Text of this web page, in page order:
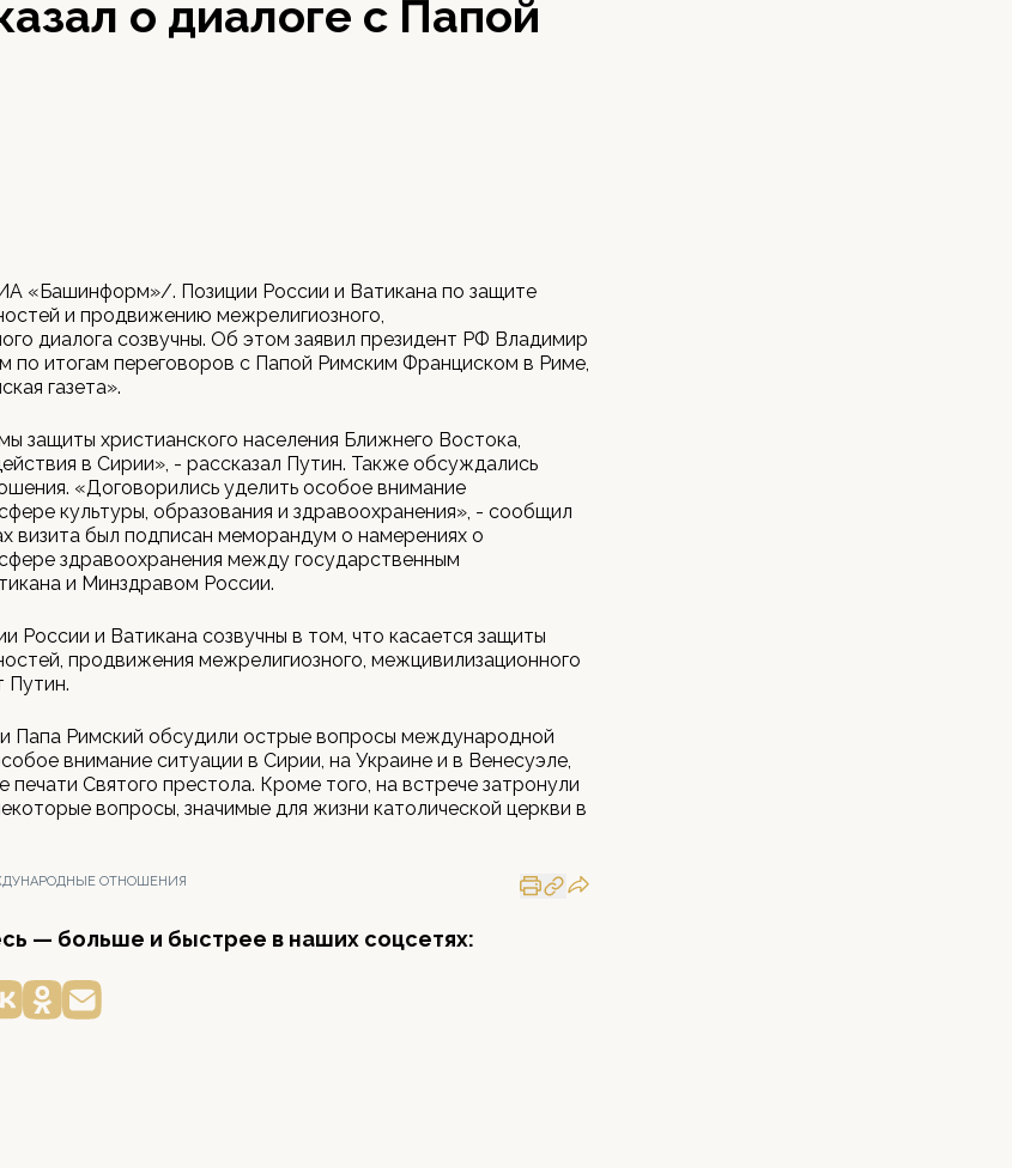
о диалоге с Папой
«Башинформ»/. Позиции России и Ватикана по защите
и продвижению межрелигиозного,
диалога созвучны. Об этом заявил президент РФ Владимир
по итогам переговоров с Папой Римским Франциском в Риме,
газета».
защиты христианского населения Ближнего Востока,
в Сирии», - рассказал Путин. Также обсуждались
«Договорились уделить особое внимание
культуры, образования и здравоохранения», - сообщил
визита был подписан меморандум о намерениях о
здравоохранения между государственным
и Минздравом России.
России и Ватикана созвучны в том, что касается защиты
продвижения межрелигиозного, межцивилизационного
Путин.
Папа Римский обсудили острые вопросы международной
внимание ситуации в Сирии, на Украине и в Венесуэле,
Святого престола. Кроме того, на встрече затронули
вопросы, значимые для жизни католической церкви в
ОТНОШЕНИЯ
— больше и быстрее в наших соцсетях: